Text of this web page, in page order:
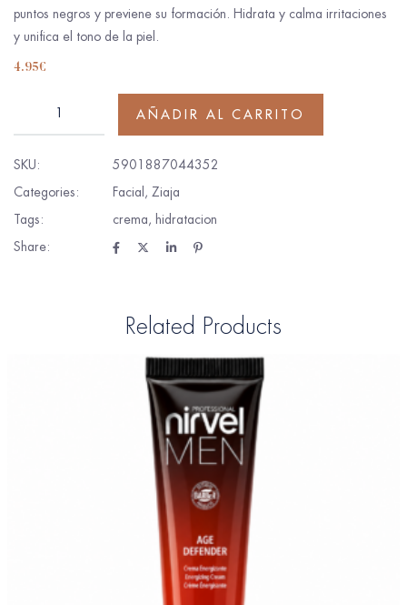
puntos negros y previene su formación. Hidrata y calma irritaciones
y unifica el tono de la piel.
4.95€
AÑADIR AL CARRITO
SKU:
5901887044352
Categories:
Facial , Ziaja
Tags:
crema, hidratacion
Share:
Related Products